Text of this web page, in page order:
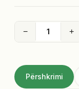
− +
Përshkrimi